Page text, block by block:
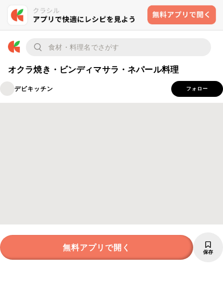
オクラ焼き・ビンディマサラ・ネパール料理
デビキッチン フォロー
無料アプリで開く 保存